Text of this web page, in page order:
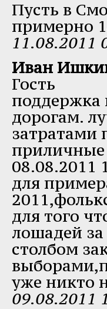
Пусть в
примерно
11.08.2011
Иван
Гость
поддержка
дорогам.
затратами
приличные
08.08.2011
для
для того
лошадей за
столбом
уже никто
09.08.2011